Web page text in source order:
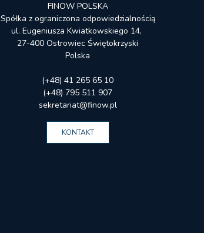
FINOW POLSKA
Spółka z ograniczona odpowiedzialnością
ul. Eugeniusza Kwiatkowskiego 14,
27-400 Ostrowiec Świętokrzyski
Polska
(+48) 41 265 65 10
(+48) 795 511 907
sekretariat@finow.pl
KONTAKT